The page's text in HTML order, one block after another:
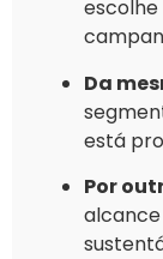
Da
está
Por